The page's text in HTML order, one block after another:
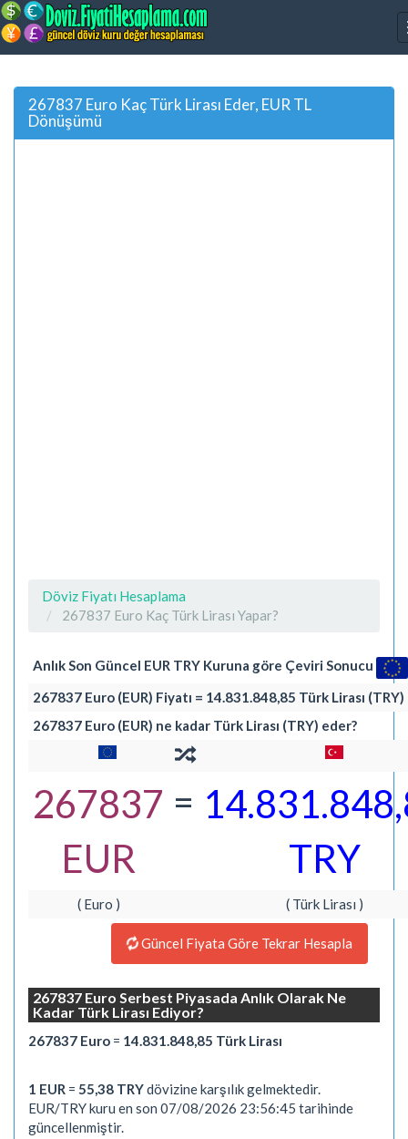
267837 Euro Kaç Türk Lirası Eder, EUR TL
Dönüşümü
Döviz Fiyatı Hesaplama
267837 Euro Kaç Türk Lirası Yapar?
Anlık Son Güncel EUR TRY Kuruna göre Çeviri Sonucu
267837 Euro (EUR) Fiyatı = 14.831.848,85 Türk Lirası (TRY)
267837 Euro (EUR) ne kadar Türk Lirası (TRY) eder?
267837
EUR
=
TRY
( Euro ) ( Türk Lirası )
Güncel Fiyata Göre Tekrar Hesapla
267837 Euro Serbest Piyasada Anlık Olarak Ne
Kadar Türk Lirası Ediyor?
267837 Euro = 14.831.848,85 Türk Lirası
1 EUR = 55,38 TRYdövizine karşılık gelmektedir.
EUR/TRY kuru en son 07/08/2026 23:56:45 tarihinde
güncellenmiştir.